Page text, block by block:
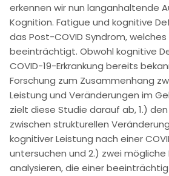
erkennen wir nun langanhaltende
Kognition. Fatigue und kognitive
das Post-COVID Syndrom,
beeinträchtigt. Obwohl kognitive
COVID-19-Erkrankung bereits
Forschung zum Zusammenhang
Leistung und Veränderungen im
zielt diese Studie darauf ab, 1.)
zwischen strukturellen
kognitiver Leistung nach einer
untersuchen und 2.) zwei mögliche
analysieren, die einer